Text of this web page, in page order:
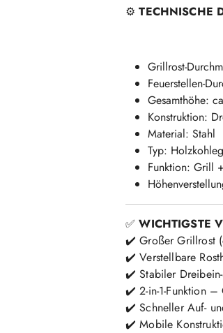
⚙️ TECHNISCHE
Grillrost-
Feuerstellen-
Gesamthöhe:
Konstruktion:
Material: Stahl
Typ:
Funktion: Grill
✅ WICHTIGSTE
✔️ Großer Grillrost
✔️ Verstellbare
✔️ Stabiler
✔️ 2-in-1-Funktion –
✔️ Schneller Auf-
✔️ Mobile